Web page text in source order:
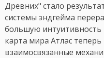
Древних" стало
системы эндгейма
большую интуитивность
карта мира Атлас
взаимосвязанные